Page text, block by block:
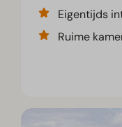
Eigentijds
Ruime